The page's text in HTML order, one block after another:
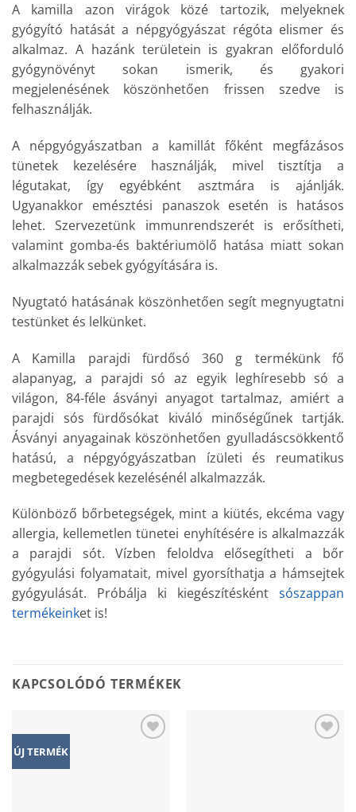
A kamilla azon virágok közé tartozik, melyeknek
gyógyító hatását a népgyógyászat régóta elismer és
alkalmaz. A hazánk területein is gyakran előforduló
gyógynövényt sokan ismerik, és gyakori
megjelenésének köszönhetően frissen szedve is
felhasználják.
A népgyógyászatban a kamillát főként megfázásos
tünetek kezelésére használják, mivel tisztítja a
légutakat, így egyébként asztmára is ajánlják.
Ugyanakkor emésztési panaszok esetén is hatásos
lehet. Szervezetünk immunrendszerét is erősítheti,
valamint gomba-és baktériumölő hatása miatt sokan
alkalmazzák sebek gyógyítására is.
Nyugtató hatásának köszönhetően segít megnyugtatni
testünket és lelkünket.
A Kamilla parajdi fürdősó 360 g termékünk fő
alapanyag, a parajdi só az egyik leghíresebb só a
világon, 84-féle ásványi anyagot tartalmaz, amiért a
parajdi sós fürdősókat kiváló minőségűnek tartják.
Ásványi anyagainak köszönhetően gyulladáscsökkentő
hatású, a népgyógyászatban ízületi és reumatikus
megbetegedések kezelésénél alkalmazzák.
Különböző bőrbetegségek, mint a kiütés, ekcéma vagy
allergia, kellemetlen tünetei enyhítésére is alkalmazzák
a parajdi sót. Vízben feloldva elősegítheti a bőr
gyógyulási folyamatait, mivel gyorsíthatja a hámsejtek
gyógyulását. Próbálja ki kiegészítésként sószappan
termékeinket is!
KAPCSOLÓDÓ TERMÉKEK
ÚJ TERMÉK